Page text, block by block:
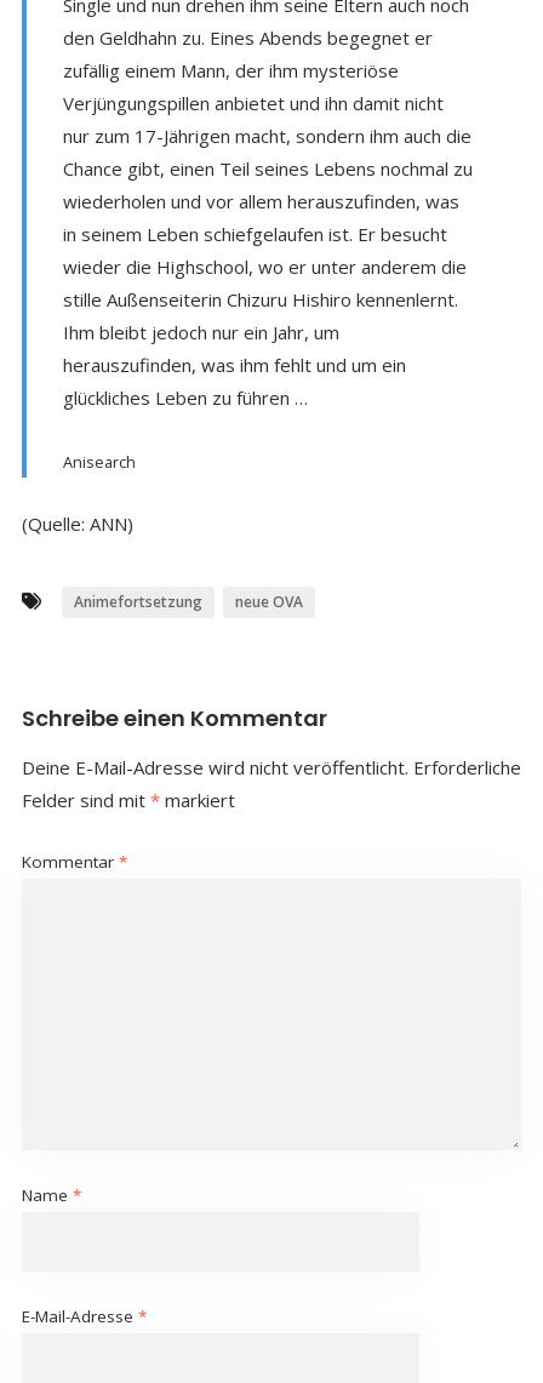
Single und nun drehen ihm seine Eltern auch noch
den Geldhahn zu. Eines Abends begegnet er
zufällig einem Mann, der ihm mysteriöse
Verjüngungspillen anbietet und ihn damit nicht
nur zum 17-Jährigen macht, sondern ihm auch die
Chance gibt, einen Teil seines Lebens nochmal zu
wiederholen und vor allem herauszufinden, was
in seinem Leben schiefgelaufen ist. Er besucht
wieder die Highschool, wo er unter anderem die
stille Außenseiterin Chizuru Hishiro kennenlernt.
Ihm bleibt jedoch nur ein Jahr, um
herauszufinden, was ihm fehlt und um ein
glückliches Leben zu führen …
Anisearch
(Quelle: ANN)
Animefortsetzung neue OVA
Schreibe einen Kommentar
Deine E-Mail-Adresse wird nicht veröffentlicht. Erforderliche
Felder sind mit *markiert
Kommentar *
Name *
E-Mail-Adresse *